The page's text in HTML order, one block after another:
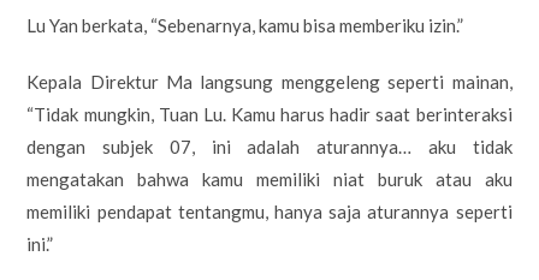
Lu Yan berkata, “Sebenarnya, kamu bisa memberiku izin.”
Kepala Direktur Ma langsung menggeleng seperti mainan,
“Tidak mungkin, Tuan Lu. Kamu harus hadir saat berinteraksi
dengan subjek 07, ini adalah aturannya… aku tidak
mengatakan bahwa kamu memiliki niat buruk atau aku
memiliki pendapat tentangmu, hanya saja aturannya seperti
ini.”